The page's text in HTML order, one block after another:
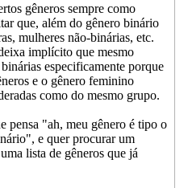
gêneros sempre como
que, além do gênero binário
mulheres não-binárias, etc.
implícito que mesmo
especificamente porque
e o gênero feminino
como do mesmo grupo.
pensa "ah, meu gênero é tipo o
e quer procurar um
lista de gêneros que já